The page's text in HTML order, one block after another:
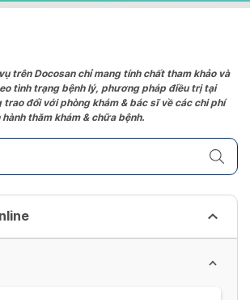
trên Docosan chỉ mang tính chất tham khảo và
tình trạng bệnh lý, phương pháp điều trị tại
trao đổi với phòng khám & bác sĩ về các chi phí
thăm khám & chữa bệnh.